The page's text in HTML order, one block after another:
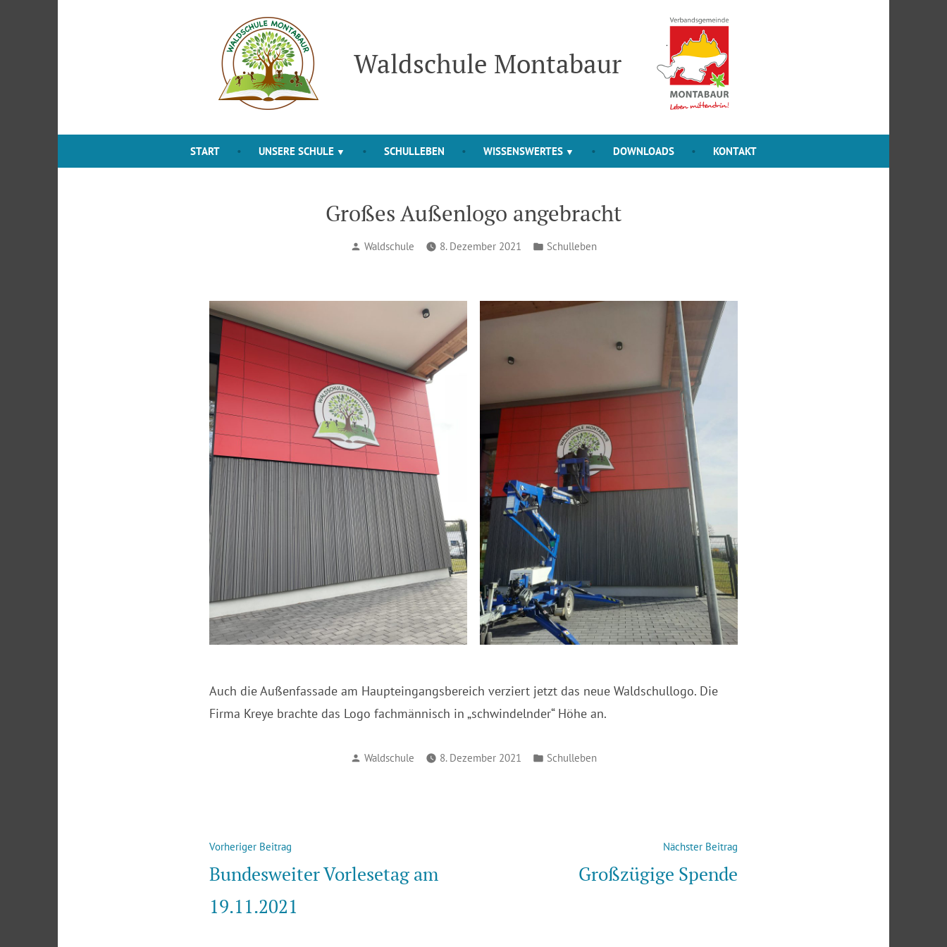
Waldschule Montabaur
START UNSERE SCHULE SCHULLEBEN WISSENSWERTES DOWNLOADS KONTAKT
Großes Außenlogo angebracht
Verfasst
Waldschule 8. Dezember 2021
Veröffentlicht
Schulleben
Auch die Außenfassade am Haupteingangsbereich verziert jetzt das neue Waldschullogo. Die
Firma Kreye brachte das Logo fachmännisch in „schwindelnder“ Höhe an.
Verfasst
Waldschule 8. Dezember 2021
Veröffentlicht
Schulleben
Beitragsnavigation
Vorheriger Beitrag
Beitrag:
Bundesweiter Vorlesetag am
19.11.2021
Nächster Beitrag
Großzügige Spende